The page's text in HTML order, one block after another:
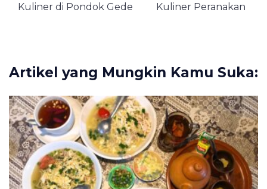
Kuliner di Pondok Gede Kuliner Peranakan
Artikel yang Mungkin Kamu Suka: